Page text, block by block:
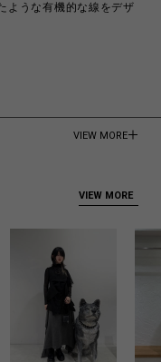
ような有機的な線をデザ
VIEW MORE
VIEW MORE